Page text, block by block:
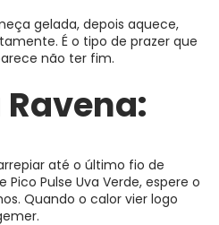
gelada, depois aquece,
É o tipo de prazer que
não ter fim.
Ravena:
até o último fio de
Pico Pulse Uva Verde, espere o
Quando o calor vier logo